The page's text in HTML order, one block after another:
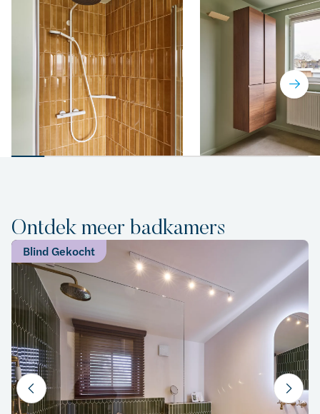
Ontdek meer badkamers
Blind Gekocht